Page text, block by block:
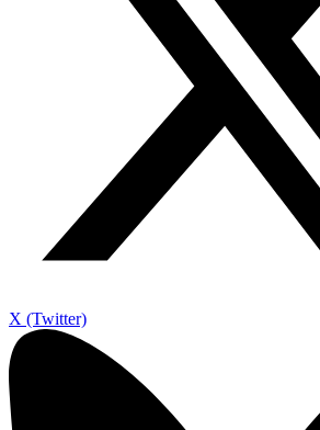
X (Twitter)